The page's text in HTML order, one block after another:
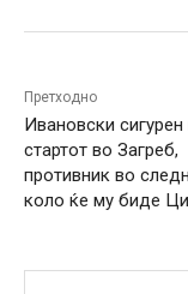
Претходно
Ивановски сигурен
стартот во Загреб,
противник во
коло ќе му биде